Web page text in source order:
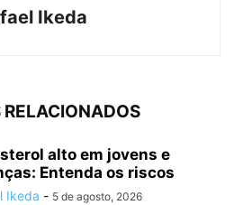
Ikeda
RELACIONADOS
alto em jovens e
Entenda os riscos
Ikeda - 5 de agosto, 2026